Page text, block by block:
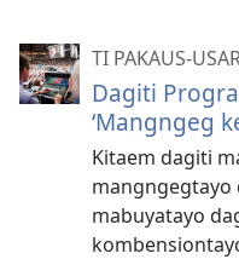
TI PAKAUS-
Dagiti
‘Mangngeg
Kitaem dagiti
mangngegtayo
mabuyatayo